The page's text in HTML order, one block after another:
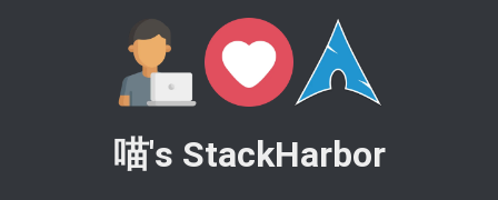
喵's StackHarbor